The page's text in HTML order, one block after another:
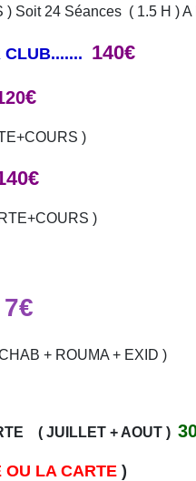
Soit 24 Séances ( 1.5 H ) A
CLUB....... 140€
€
)
)
7€
+ ROUMA + EXID )
( JUILLET + AOUT )
OU LA CARTE )